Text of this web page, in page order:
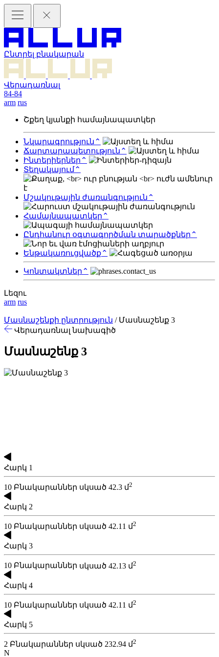
Ընտրել բնակարան
Վերադառնալ
84-84
arm rus
Շքեղ կյանքի համայնապատկեր
Նկարագրություն ⌃
Ճարտարապետություն ⌃
Ինտերիերներ ⌃
Տեղակայում⌃
Մշակութային ժառանգություն ⌃
Համայնապատկեր ⌃
Ընդհանուր օգտագործման տարածքներ ⌃
Ենթակառուցվածք⌃
Կոնտակտներ ⌃
Լեզու
arm rus
Մասնաշենքի ընտրություն / Մասնաշենք 3
Վերադառնալ նախագիծ
Մասնաշենք 3
Հարկ 1
10 Բնակարաններ սկսած 42.3 մ2
Հարկ 2
10 Բնակարաններ սկսած 42.11 մ2
Հարկ 3
10 Բնակարաններ սկսած 42.13 մ2
Հարկ 4
10 Բնակարաններ սկսած 42.11 մ2
Հարկ 5
2 Բնակարաններ սկսած 232.94 մ2
N